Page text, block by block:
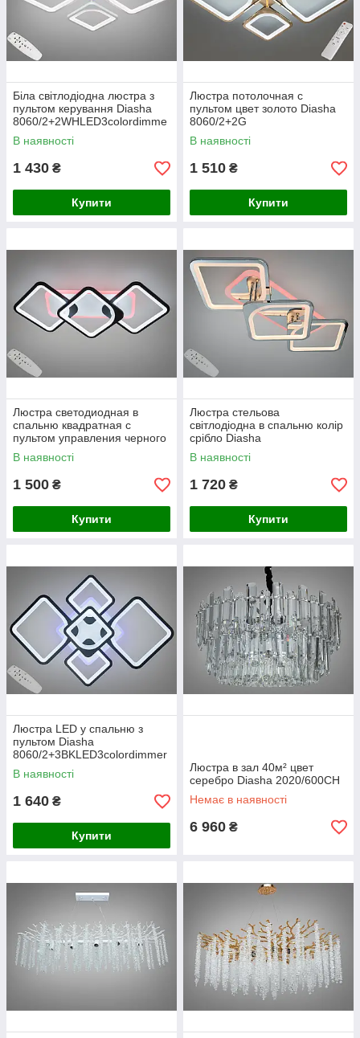
Біла світлодіодна люстра з
пультом керування Diasha
8060/2+2WHLED3colordimme
rВ наявності
1 430 ₴
Купити
Люстра потолочная с
пультом цвет золото Diasha
8060/2+2G
В наявності
1 510 ₴
Купити
Люстра светодиодная в
спальню квадратная с
пультом управления черного
цвета Diasha
8060/2+1BKLED3colordimmer
В наявності
1 500 ₴
Купити
Люстра стельова
світлодіодна в спальню колір
срібло Diasha
8060/2+1HRLED3color
dimmer
В наявності
1 720 ₴
Купити
Люстра LED у спальню з
пультом Diasha
8060/2+3BKLED3colordimmer
В наявності
1 640 ₴
Купити
Люстра в зал 40м² цвет
серебро Diasha 2020/600CH
Немає в наявності
6 960 ₴